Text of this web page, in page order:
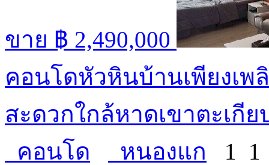
ขาย ฿ 2,490,000
คอนโดหัวหินบ้านเพียงเพ
สะดวกใกล้หาดเขาตะเกี
คอนโด
หนองแก 1